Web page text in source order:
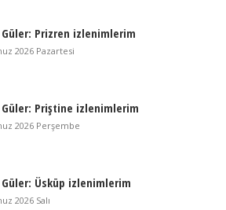
Prizren izlenimlerim
2026 Pazartesi
Güler: Priştine izlenimlerim
2026 Perşembe
Üsküp izlenimlerim
2026 Salı